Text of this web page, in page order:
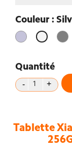
Couleur :
Violet
Silver
Quantité
Tablette